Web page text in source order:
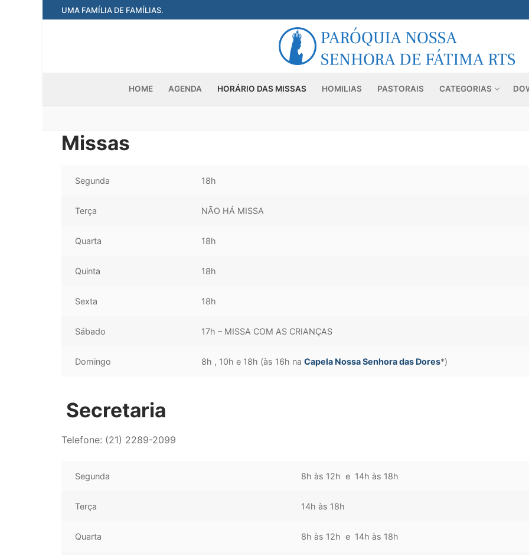
Pular
para
UMA FAMÍLIA DE FAMÍLIAS.
HOME AGENDA HORÁRIO DAS MISSAS HOMILIAS PASTORAIS CATEGORIAS
Missas
Segunda 18h
Terça NÃO HÁ MISSA
Quarta 18h
Quinta 18h
Sexta 18h
Sábado 17h – MISSA COM AS CRIANÇAS
Domingo 8h , 10h e 18h (às 16h naCapela Nossa Senhora das Dores*)
Secretaria
Telefone: (21) 2289-2099
Segunda 8h às 12h e 14h às 18h
Terça 14h às 18h
Quarta 8h às 12h e 14h às 18h